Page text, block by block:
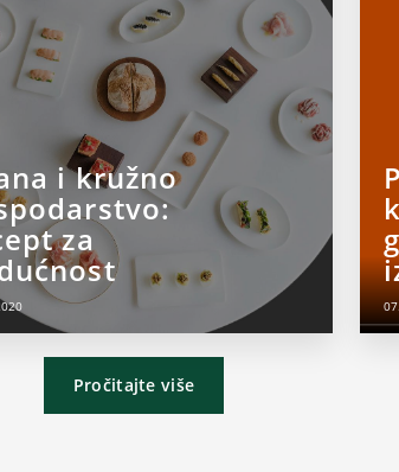
i kružno
za
Pročitajte više